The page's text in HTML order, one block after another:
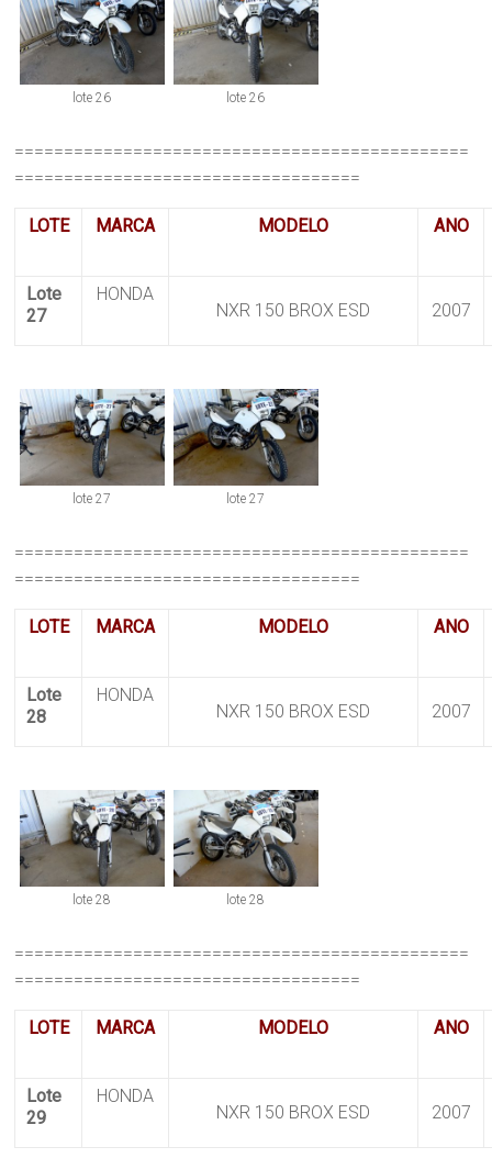
lote 26 lote 26
==============================================
===================================
LOTE MARCA MODELO ANO
Lote
27
HONDA
NXR 150 BROX ESD 2007
lote 27 lote 27
==============================================
===================================
LOTE MARCA MODELO ANO
Lote
28
HONDA
NXR 150 BROX ESD 2007
lote 28 lote 28
==============================================
===================================
LOTE MARCA MODELO ANO
Lote
29
HONDA
NXR 150 BROX ESD 2007